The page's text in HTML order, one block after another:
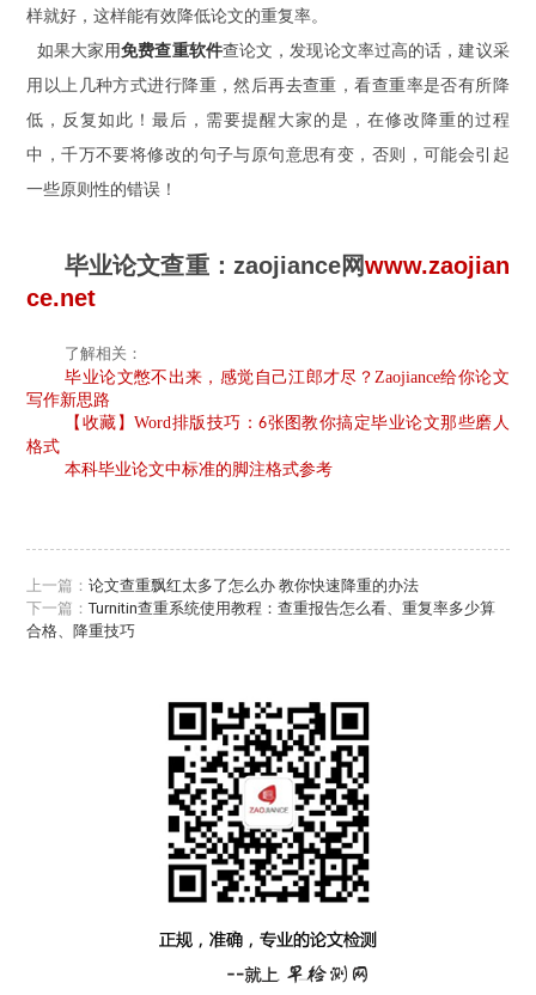
样就好，这样能有效降低论文的重复率。
如果大家用免费查重软件查论文，发现论文率过高的话，建议采
用以上几种方式进行降重，然后再去查重，看查重率是否有所降
低，反复如此！最后，需要提醒大家的是，在修改降重的过程
中，千万不要将修改的句子与原句意思有变，否则，可能会引起
一些原则性的错误！
毕业论文查重：zaojiance网www.zaojian
ce.net
了解相关：
毕业论文憋不出来，感觉自己江郎才尽？Zaojiance给你论文
写作新思路
【收藏】Word排版技巧：6张图教你搞定毕业论文那些磨人
格式
本科毕业论文中标准的脚注格式参考
上一篇：论文查重飘红太多了怎么办 教你快速降重的办法
下一篇：Turnitin查重系统使用教程：查重报告怎么看、重复率多少算
合格、降重技巧